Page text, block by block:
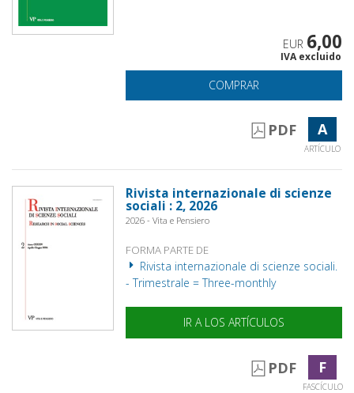
EUR 6,00
IVA excluido
COMPRAR
PDF A
ARTÍCULO
Rivista internazionale di scienze
sociali : 2, 2026
2026 - Vita e Pensiero
FORMA PARTE DE
Rivista internazionale di scienze sociali.
- Trimestrale = Three-monthly
IR A LOS ARTÍCULOS
PDF F
FASCÍCULO